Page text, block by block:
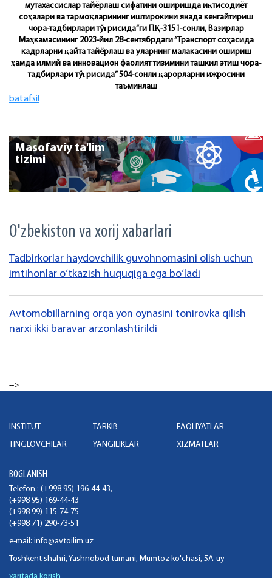
мутахассислар тайёрлаш сифатини оширишда иқтисодиёт
соҳалари ва тармоқларининг иштирокини янада кенгайтириш
чора-тадбирлари тўғрисида”ги ПҚ-3151-сонли, Вазирлар
Маҳкамасининг 2023-йил 28-сентябрдаги “Транспорт соҳасида
кадрларни қайта тайёрлаш ва уларнинг малакасини ошириш
ҳамда илмий ва инновацион фаолият тизимини ташкил этиш чора-
тадбирлари тўғрисида” 504-сонли қарорларни ижросини
таъминлаш
batafsil
Masofaviy ta'lim
tizimi
O'zbekiston va xorij xabarlari
Tadbirkorlar haydovchilik guvohnomasini olish uchun
imtihonlar o‘tkazish huquqiga ega bo‘ladi
Avtomobillarning orqa yon oynasini tonirovka qilish
narxi ikki baravar arzonlashtirildi
-->
INSTITUT TARKIB
FAOLIYATLAR
TINGLOVCHILAR
YANGILIKLAR XIZMATLAR
BOGLANISH
Telefon.: (+998 95) 196-44-43,
(+998 95) 169-44-43
(+998 99) 115-74-75
(+998 71) 290-73-51
e-mail: info@avtoilim.uz
Toshkent shahri, Yashnobod tumani, Mumtoz ko'chasi, 5A-uy